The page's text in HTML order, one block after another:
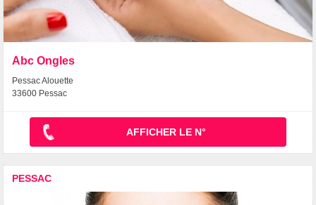
Abc Ongles
Pessac Alouette
33600 Pessac
AFFICHER LE N°
PESSAC